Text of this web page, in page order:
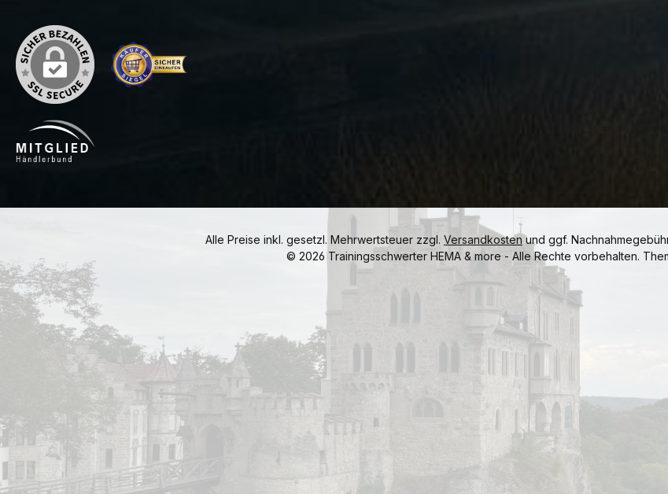
Alle Preise inkl. gesetzl. Mehrwertsteuer zzgl. Versandkosten und ggf.
© 2026 Trainingsschwerter HEMA & more - Alle Rechte vorbehalten.